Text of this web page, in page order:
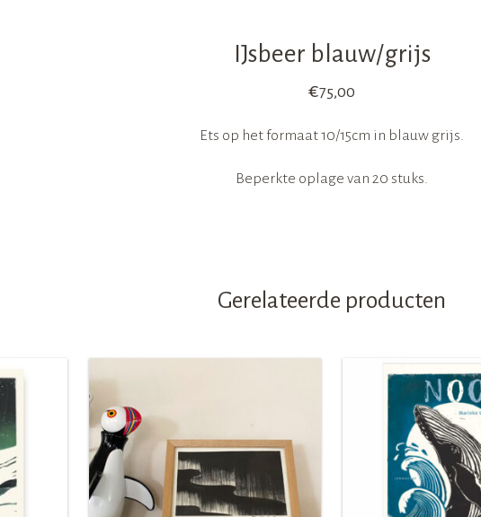
IJsbeer blauw/grijs
€75,00
Ets op het formaat 10/15cm in blauw grijs.
Beperkte oplage van 20 stuks.
Gerelateerde producten